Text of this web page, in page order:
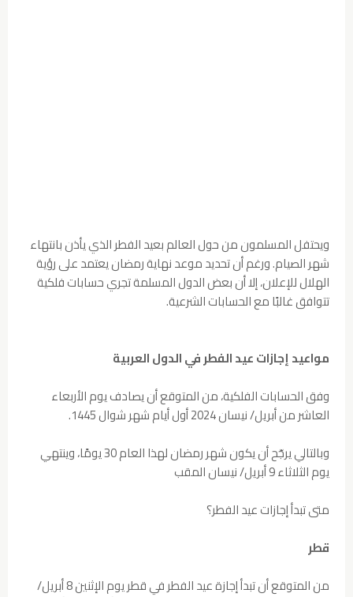
ويحتفل المسلمون من حول العالم بعيد الفطر الذي يأذن بانتهاء
شهر الصيام. ورغم أن تحديد موعد نهاية رمضان يعتمد على رؤية
الهلال للإعلان، إلا أن بعض الدول المسلمة تجري حسابات فلكية
تتوافق غالبًا مع الحسابات الشرعية.
مواعيد إجازات عيد الفطر في الدول العربية
وفق الحسابات الفلكية، من المتوقع أن يصادف يوم الأربعاء
العاشر من أبريل/ نيسان 2024 أول أيام شهر شوال 1445.
وبالتالي يرجّح أن يكون شهر رمضان لهذا العام 30 يومًا، وينتهي
يوم الثلاثاء 9 أبريل/ نيسان المقب
متى تبدأ إجازات عيد الفطر؟
قطر
من المتوقع أن تبدأ إجازة عيد الفطر في قطر يوم الإثنين 8 أبريل/